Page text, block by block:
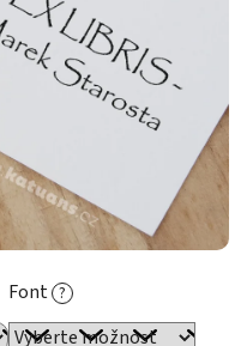
Font ?